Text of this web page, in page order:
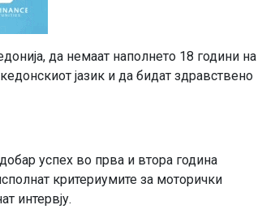
да немаат наполнето 18 години на
јазик и да бидат здравствено
успех во прва и втора година
критериумите за моторички
интервју.